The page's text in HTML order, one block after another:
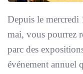
Depuis le mercredi
mai, vous pourrez
parc des
événement annuel